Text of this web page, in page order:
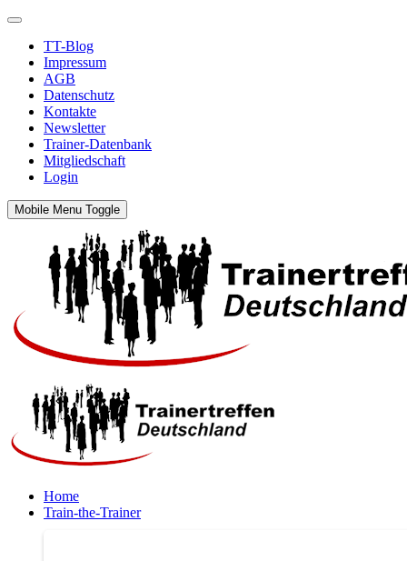
TT-Blog
Impressum
AGB
Datenschutz
Kontakte
Newsletter
Trainer-Datenbank
Mitgliedschaft
Login
Mobile Menu Toggle
Home
Train-the-Trainer